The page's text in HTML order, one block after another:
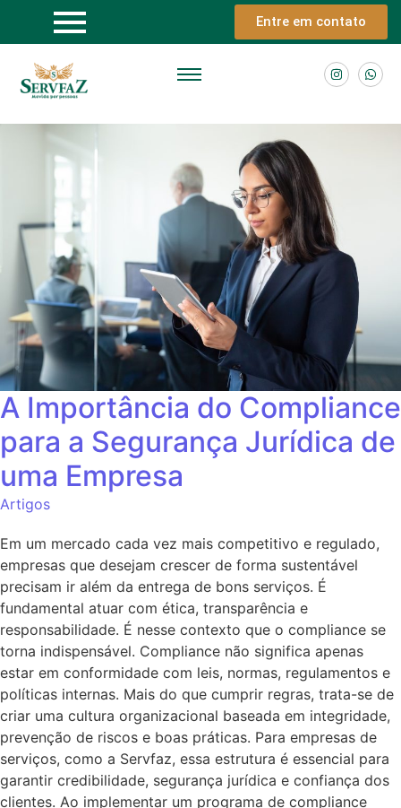
Entre em contato
A Importância do Compliance
para a Segurança Jurídica de
uma Empresa
Artigos
Em um mercado cada vez mais competitivo e regulado,
empresas que desejam crescer de forma sustentável
precisam ir além da entrega de bons serviços. É
fundamental atuar com ética, transparência e
responsabilidade. É nesse contexto que o compliance se
torna indispensável. Compliance não significa apenas
estar em conformidade com leis, normas, regulamentos e
políticas internas. Mais do que cumprir regras, trata-se de
criar uma cultura organizacional baseada em integridade,
prevenção de riscos e boas práticas. Para empresas de
serviços, como a Servfaz, essa estrutura é essencial para
garantir credibilidade, segurança jurídica e confiança dos
clientes. Ao implementar um programa de compliance